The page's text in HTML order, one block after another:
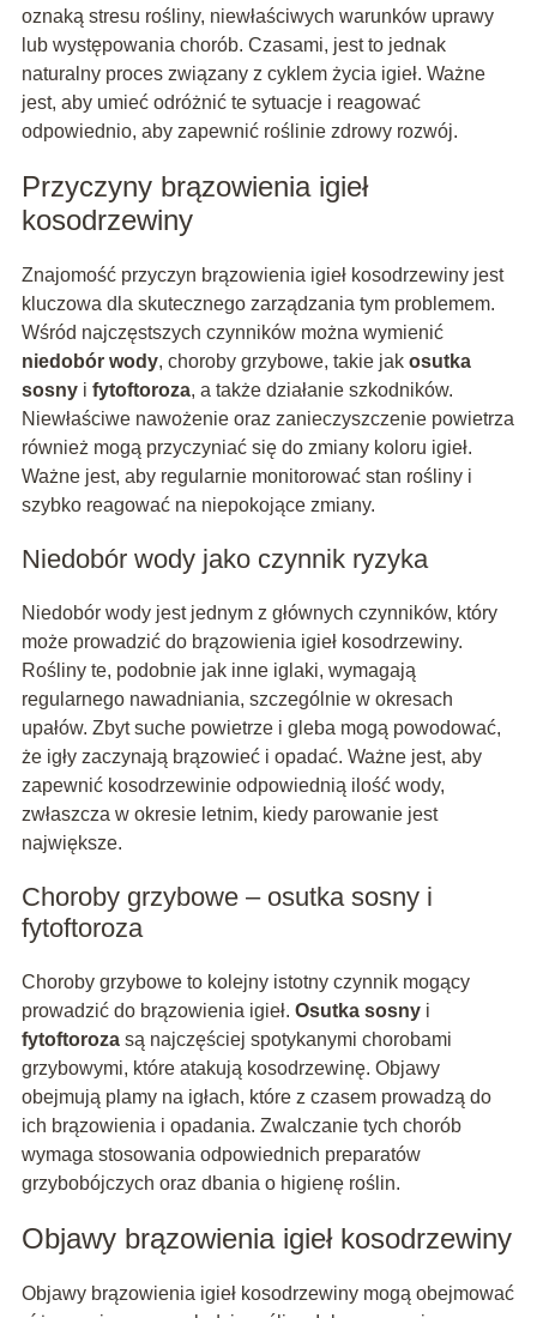
oznaką stresu rośliny, niewłaściwych warunków uprawy
lub występowania chorób. Czasami, jest to jednak
naturalny proces związany z cyklem życia igieł. Ważne
jest, aby umieć odróżnić te sytuacje i reagować
odpowiednio, aby zapewnić roślinie zdrowy rozwój.
Przyczyny brązowienia igieł
kosodrzewiny
Znajomość przyczyn brązowienia igieł kosodrzewiny jest
kluczowa dla skutecznego zarządzania tym problemem.
Wśród najczęstszych czynników można wymienić
niedobór wody, choroby grzybowe, takie jak osutka
sosnyi fytoftoroza, a także działanie szkodników.
Niewłaściwe nawożenie oraz zanieczyszczenie powietrza
również mogą przyczyniać się do zmiany koloru igieł.
Ważne jest, aby regularnie monitorować stan rośliny i
szybko reagować na niepokojące zmiany.
Niedobór wody jako czynnik ryzyka
Niedobór wody jest jednym z głównych czynników, który
może prowadzić do brązowienia igieł kosodrzewiny.
Rośliny te, podobnie jak inne iglaki, wymagają
regularnego nawadniania, szczególnie w okresach
upałów. Zbyt suche powietrze i gleba mogą powodować,
że igły zaczynają brązowieć i opadać. Ważne jest, aby
zapewnić kosodrzewinie odpowiednią ilość wody,
zwłaszcza w okresie letnim, kiedy parowanie jest
największe.
Choroby grzybowe – osutka sosny i
fytoftoroza
Choroby grzybowe to kolejny istotny czynnik mogący
prowadzić do brązowienia igieł. Osutka sosnyi
fytoftorozasą najczęściej spotykanymi chorobami
grzybowymi, które atakują kosodrzewinę. Objawy
obejmują plamy na igłach, które z czasem prowadzą do
ich brązowienia i opadania. Zwalczanie tych chorób
wymaga stosowania odpowiednich preparatów
grzybobójczych oraz dbania o higienę roślin.
Objawy brązowienia igieł kosodrzewiny
Objawy brązowienia igieł kosodrzewiny mogą obejmować